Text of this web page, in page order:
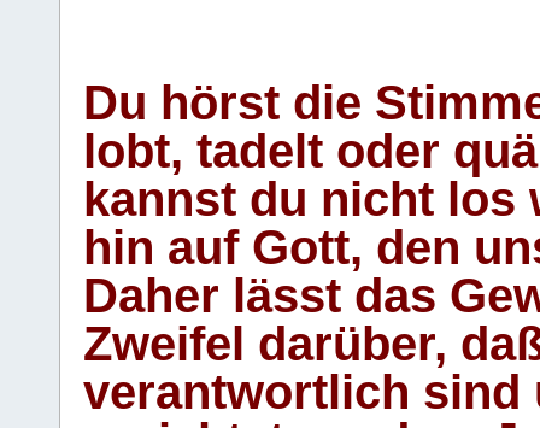
Du hörst die
lobt, tadelt oder
kannst du nicht los
hin auf Gott, den
Daher lässt das
Zweifel darüber,
verantwortlich sind